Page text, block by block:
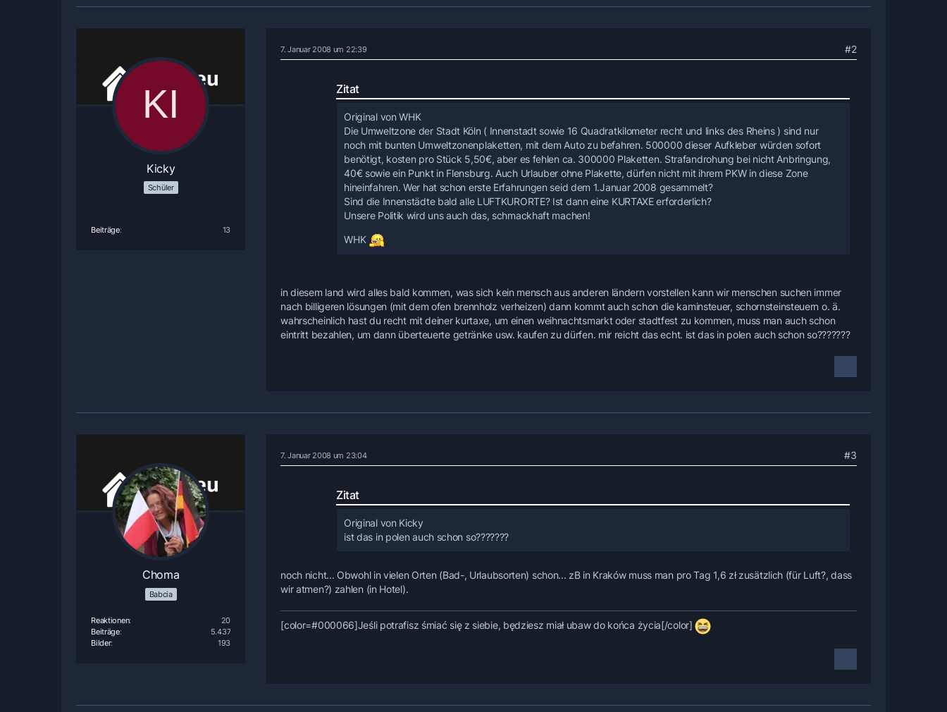
Kicky
Schüler
Beiträge 13
7. Januar 2008 um 22:39 #2
Zitat
Original von WHK
Die Umweltzone der Stadt Köln ( Innenstadt sowie 16 Quadratkilometer recht und links des Rheins ) sind nur
noch mit bunten Umweltzonenplaketten, mit dem Auto zu befahren. 500000 dieser Aufkleber würden sofort
benötigt, kosten pro Stück 5,50€, aber es fehlen ca. 300000 Plaketten. Strafandrohung bei nicht Anbringung,
40€ sowie ein Punkt in Flensburg. Auch Urlauber ohne Plakette, dürfen nicht mit ihrem PKW in diese Zone
hineinfahren. Wer hat schon erste Erfahrungen seid dem 1.Januar 2008 gesammelt?
Sind die Innenstädte bald alle LUFTKURORTE? Ist dann eine KURTAXE erforderlich?
Unsere Politik wird uns auch das, schmackhaft machen!
WHK
in diesem land wird alles bald kommen, was sich kein mensch aus anderen ländern vorstellen kann wir menschen suchen immer
nach billigeren lösungen (mit dem ofen brennholz verheizen) dann kommt auch schon die kaminsteuer, schornsteinsteuern o. ä.
wahrscheinlich hast du recht mit deiner kurtaxe, um einen weihnachtsmarkt oder stadtfest zu kommen, muss man auch schon
eintritt bezahlen, um dann überteuerte getränke usw. kaufen zu dürfen. mir reicht das echt. ist das in polen auch schon so???????
Choma
Babcia
Reaktionen
20
Beiträge
5.437
Bilder
193
7. Januar 2008 um 23:04 #3
Zitat
Original von Kicky
ist das in polen auch schon so???????
noch nicht... Obwohl in vielen Orten (Bad-, Urlaubsorten) schon... zB in Kraków muss man pro Tag 1,6 zł zusätzlich (für Luft?, dass
wir atmen?) zahlen (in Hotel).
[color=#000066]Jeśli potrafisz śmiać się z siebie, będziesz miał ubaw do końca życia[/color]